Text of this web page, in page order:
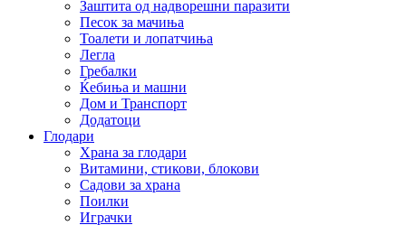
Заштита од надворешни паразити
Песок за мачиња
Тоалети и лопатчиња
Легла
Гребалки
Ќебиња и машни
Дом и Транспорт
Додатоци
Глодари
Храна за глодари
Витамини, стикови, блокови
Садови за храна
Поилки
Играчки